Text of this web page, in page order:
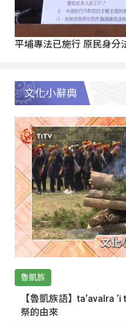
平埔專法已施行 原民身分
文化小辭典
魯凱族
【魯凱族語】ta‘avalra
祭的由來